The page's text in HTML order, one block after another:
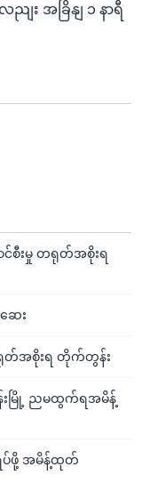
း အခြိနျ ၁ နာရီ
စီးမှု တရုတ်အစိုးရ
ေး
တ်အစိုးရ တိုက်တွန်း
န်းမြို့ ညမထွက်ရအမိန့်
ရပ်ဖို့ အမိန့်ထုတ်